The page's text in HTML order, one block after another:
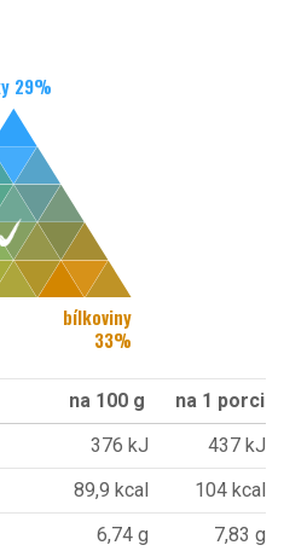
29%
bílkoviny
33%
na 100 g
na 1 porci
376 kJ
437 kJ
89,9 kcal
104 kcal
6,74 g
7,83 g